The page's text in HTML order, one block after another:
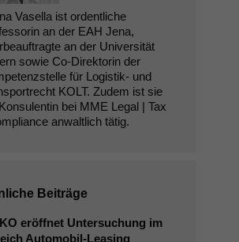
Vasella ist ordentliche
an der EAH Jena,
an der Universität
sowie Co-Direktorin der
für Logistik- und
KOLT. Zudem ist sie
bei MME Legal | Tax
anwaltlich tätig.
Beiträge
eröffnet Untersuchung im
Automobil-Leasing